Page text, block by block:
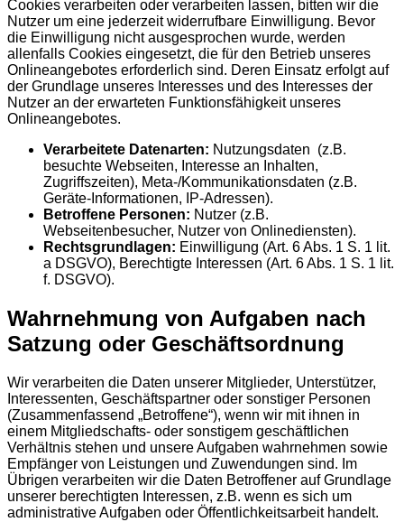
Cookies verarbeiten oder verarbeiten lassen, bitten wir die
Nutzer um eine jederzeit widerrufbare Einwilligung. Bevor
die Einwilligung nicht ausgesprochen wurde, werden
allenfalls Cookies eingesetzt, die für den Betrieb unseres
Onlineangebotes erforderlich sind. Deren Einsatz erfolgt auf
der Grundlage unseres Interesses und des Interesses der
Nutzer an der erwarteten Funktionsfähigkeit unseres
Onlineangebotes.
Verarbeitete Datenarten: Nutzungsdaten (z.B.
besuchte Webseiten, Interesse an Inhalten,
Zugriffszeiten), Meta-/Kommunikationsdaten (z.B.
Geräte-Informationen, IP-Adressen).
Betroffene Personen: Nutzer (z.B.
Webseitenbesucher, Nutzer von Onlinediensten).
Rechtsgrundlagen: Einwilligung (Art. 6 Abs. 1 S. 1 lit.
a DSGVO), Berechtigte Interessen (Art. 6 Abs. 1 S. 1 lit.
f. DSGVO).
Wahrnehmung von Aufgaben nach
Satzung oder Geschäftsordnung
Wir verarbeiten die Daten unserer Mitglieder, Unterstützer,
Interessenten, Geschäftspartner oder sonstiger Personen
(Zusammenfassend „Betroffene“), wenn wir mit ihnen in
einem Mitgliedschafts- oder sonstigem geschäftlichen
Verhältnis stehen und unsere Aufgaben wahrnehmen sowie
Empfänger von Leistungen und Zuwendungen sind. Im
Übrigen verarbeiten wir die Daten Betroffener auf Grundlage
unserer berechtigten Interessen, z.B. wenn es sich um
administrative Aufgaben oder Öffentlichkeitsarbeit handelt.